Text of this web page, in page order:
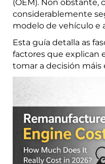
(OEM). Non obstante,
considerablemente
modelo de vehículo e
Esta guía detalla as
factores que explican
tomar a decisión máis